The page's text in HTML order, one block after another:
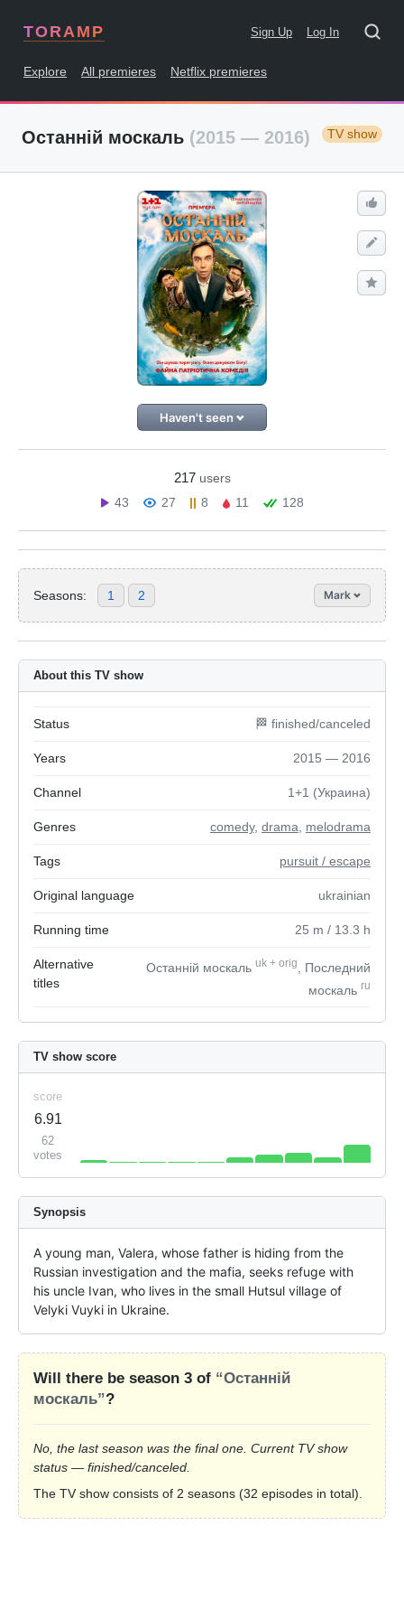
TORAMP Sign Up Log In
Explore All premieres Netflix premieres
Останній москаль (2015 — 2016) TV show
Haven't seen
217 users
43
27 8 11 128
Seasons: 1 2 Mark
About this TV show
Status 🏁 finished/canceled
Years 2015 — 2016
Channel 1+1 (Украина)
Genres comedy, drama melodrama
Tags pursuit / escape
Original language ukrainian
Running time 25 m / 13.3 h
Alternative
titles
Останній москаль uk + orig
, Последний
москаль ru
TV show score
score
6.91
62
votes
Synopsis
A young man, Valera, whose father is hiding from the
Russian investigation and the mafia, seeks refuge with
his uncle Ivan, who lives in the small Hutsul village of
Velyki Vuyki in Ukraine.
Will there be season 3 of “Останній
москаль”?
No, the last season was the final one. Current TV show
status — finished/canceled.
The TV show consists of 2 seasons (32 episodes in total).